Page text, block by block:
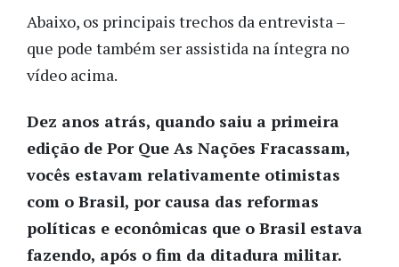
Abaixo, os principais trechos da entrevista –
que pode também ser assistida na íntegra no
vídeo acima.
Dez anos atrás, quando saiu a primeira
edição de Por Que As Nações Fracassam,
vocês estavam relativamente otimistas
com o Brasil, por causa das reformas
políticas e econômicas que o Brasil estava
fazendo, após o fim da ditadura militar.